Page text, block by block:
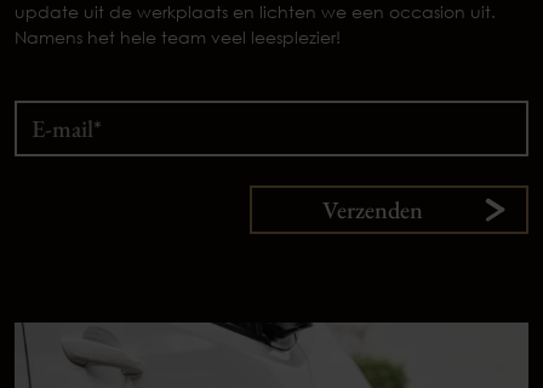
update uit de werkplaats en lichten we een occasion uit.
Namens het hele team veel leesplezier!
Verzenden